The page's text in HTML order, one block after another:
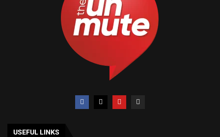
USEFUL LINKS